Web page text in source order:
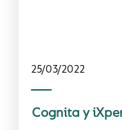
25/03/2022
Cognita y